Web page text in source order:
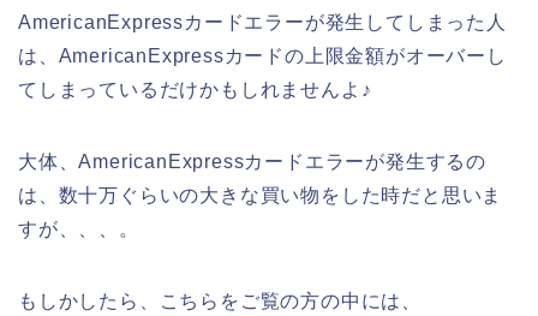
AmericanExpressカードエラーが発生してしまった人
は、AmericanExpressカードの上限金額がオーバーし
てしまっているだけかもしれませんよ♪
大体、AmericanExpressカードエラーが発生するの
は、数十万ぐらいの大きな買い物をした時だと思いま
すが、、、。
もしかしたら、こちらをご覧の方の中には、